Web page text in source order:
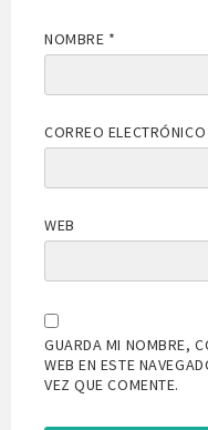
NOMBRE *
CORREO ELECTRÓNICO
WEB
GUARDA MI NOMBRE,
WEB EN ESTE
VEZ QUE COMENTE.